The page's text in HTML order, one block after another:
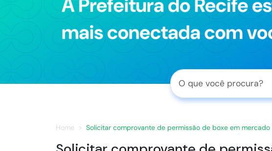
Home Solicitar comprovante de permissão de boxe em